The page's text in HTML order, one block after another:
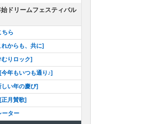
ドリームフェスティバル
ちら
からも、共に]
りロック]
年もいつも通り♪]
い年の慶び]
月賛歌]
ーター